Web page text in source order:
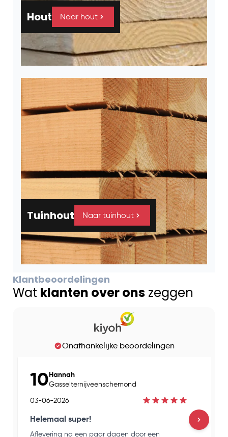
Hout Naar hout
Tuinhout Naar tuinhout
Klantbeoordelingen
Wat klanten over ons zeggen
Onafhankelijke beoordelingen
10Hannah
Gasselternijveenschemond
03-06-2026
Helemaal super!
Aflevering na een paar dagen door een